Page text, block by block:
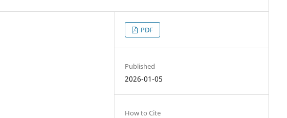
PDF
Published
2026-01-05
How to Cite